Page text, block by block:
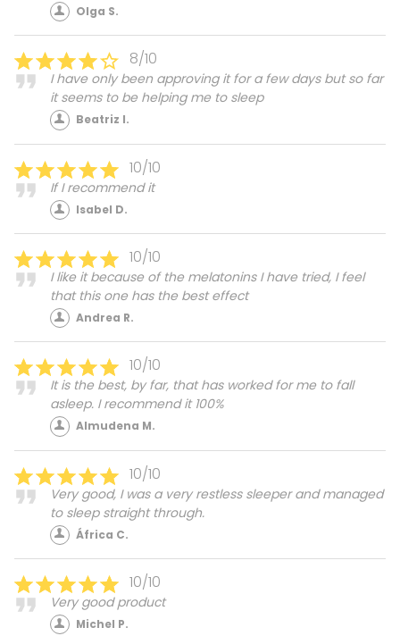
Olga S.
8/10
I have only been approving it for a few days but so far
it seems to be helping me to sleep
Beatriz I.
10/10
If I recommend it
Isabel D.
10/10
I like it because of the melatonins I have tried, I feel
that this one has the best effect
Andrea R.
10/10
It is the best, by far, that has worked for me to fall
asleep. I recommend it 100%
Almudena M.
10/10
Very good, I was a very restless sleeper and managed
to sleep straight through.
África C.
10/10
Very good product
Michel P.